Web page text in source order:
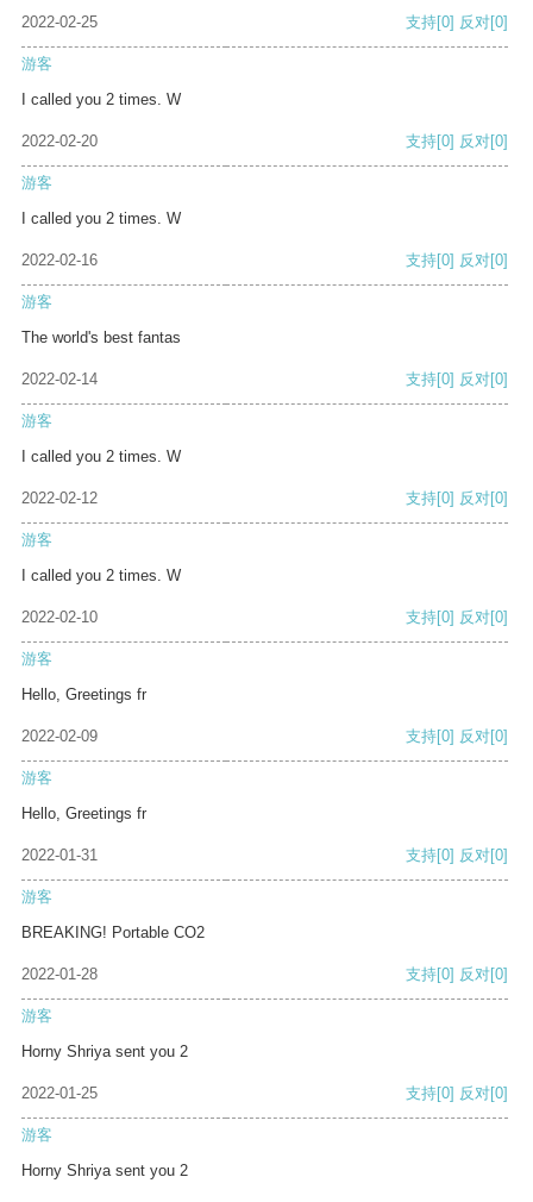
2022-02-25 支持[0] 反对[0]
游客
I called you 2 times. W
2022-02-20 支持[0] 反对[0]
游客
I called you 2 times. W
2022-02-16 支持[0] 反对[0]
游客
The world's best fantas
2022-02-14 支持[0] 反对[0]
游客
I called you 2 times. W
2022-02-12 支持[0] 反对[0]
游客
I called you 2 times. W
2022-02-10 支持[0] 反对[0]
游客
Hello, Greetings fr
2022-02-09 支持[0] 反对[0]
游客
Hello, Greetings fr
2022-01-31 支持[0] 反对[0]
游客
BREAKING! Portable CO2
2022-01-28 支持[0] 反对[0]
游客
Horny Shriya sent you 2
2022-01-25 支持[0] 反对[0]
游客
Horny Shriya sent you 2